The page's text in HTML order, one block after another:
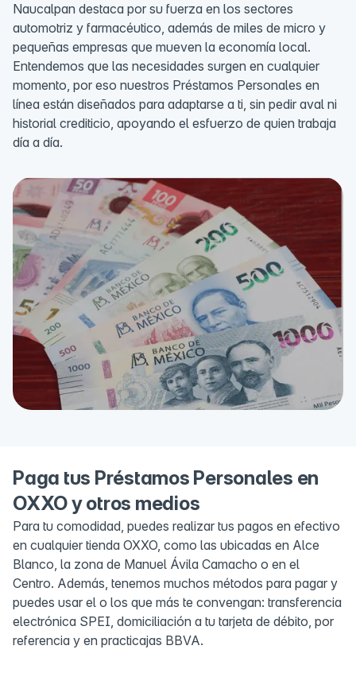
Naucalpan destaca por su fuerza en los sectores
automotriz y farmacéutico, además de miles de micro y
pequeñas empresas que mueven la economía local.
Entendemos que las necesidades surgen en cualquier
momento, por eso nuestros Préstamos Personales en
línea están diseñados para adaptarse a ti, sin pedir aval ni
historial crediticio, apoyando el esfuerzo de quien trabaja
día a día.
Paga tus Préstamos Personales en
OXXO y otros medios
Para tu comodidad, puedes realizar tus pagos en efectivo
en cualquier tienda OXXO, como las ubicadas en Alce
Blanco, la zona de Manuel Ávila Camacho o en el
Centro. Además, tenemos muchos métodos para pagar y
puedes usar el o los que más te convengan: transferencia
electrónica SPEI, domiciliación a tu tarjeta de débito, por
referencia y en practicajas BBVA.